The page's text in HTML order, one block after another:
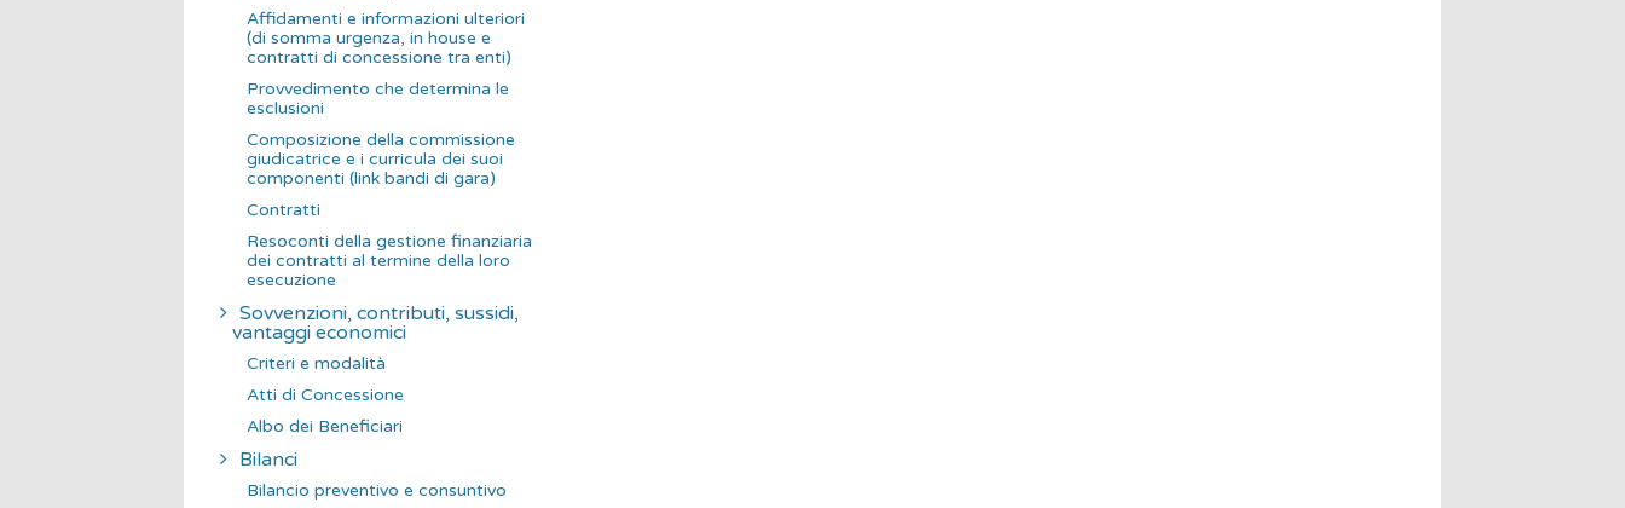
Affidamenti e informazioni ulteriori
(di somma urgenza, in house e
contratti di concessione tra enti)
Provvedimento che determina le
esclusioni
Composizione della commissione
giudicatrice e i curricula dei suoi
componenti (link bandi di gara)
Contratti
Resoconti della gestione finanziaria
dei contratti al termine della loro
esecuzione
Sovvenzioni, contributi, sussidi,
vantaggi economici
Criteri e modalità
Atti di Concessione
Albo dei Beneficiari
Bilanci
Bilancio preventivo e consuntivo